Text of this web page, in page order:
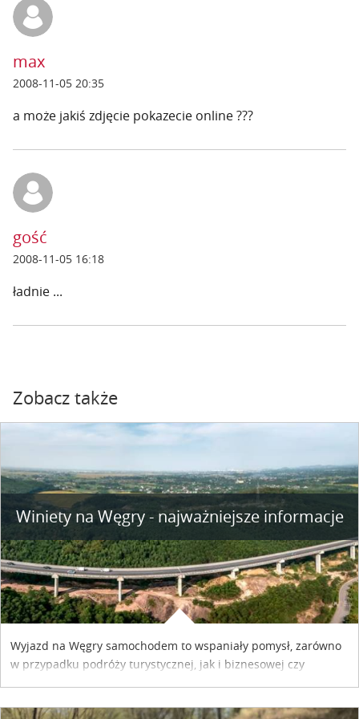
max
2008-11-05 20:35
a może jakiś zdjęcie pokazecie online ???
gość
2008-11-05 16:18
ładnie ...
Zobacz także
Winiety na Węgry - najważniejsze informacje
Wyjazd na Węgry samochodem to wspaniały pomysł, zarówno
w przypadku podróży turystycznej, jak i biznesowej czy